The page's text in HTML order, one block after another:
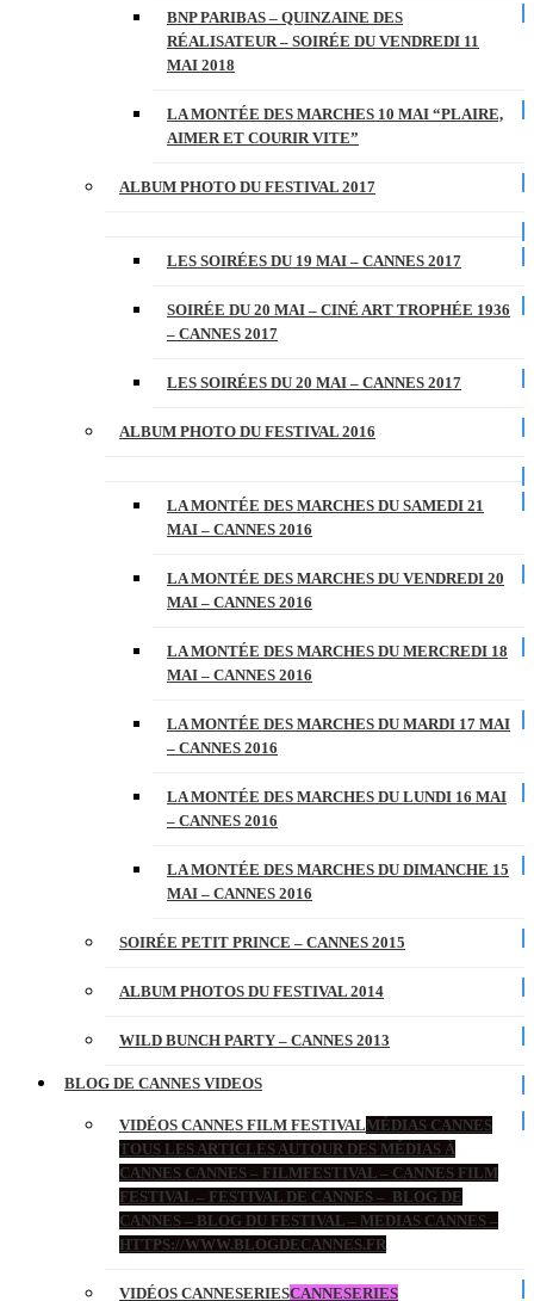
BNP PARIBAS – QUINZAINE DES
RÉALISATEUR – SOIRÉE DU VENDREDI 11
MAI 2018
LA MONTÉE DES MARCHES 10 MAI “PLAIRE,
AIMER ET COURIR VITE”
ALBUM PHOTO DU FESTIVAL 2017
LES SOIRÉES DU 19 MAI – CANNES 2017
SOIRÉE DU 20 MAI – CINÉ ART TROPHÉE 1936
– CANNES 2017
LES SOIRÉES DU 20 MAI – CANNES 2017
ALBUM PHOTO DU FESTIVAL 2016
LA MONTÉE DES MARCHES DU SAMEDI 21
MAI – CANNES 2016
LA MONTÉE DES MARCHES DU VENDREDI 20
MAI – CANNES 2016
LA MONTÉE DES MARCHES DU MERCREDI 18
MAI – CANNES 2016
LA MONTÉE DES MARCHES DU MARDI 17 MAI
– CANNES 2016
LA MONTÉE DES MARCHES DU LUNDI 16 MAI
– CANNES 2016
LA MONTÉE DES MARCHES DU DIMANCHE 15
MAI – CANNES 2016
SOIRÉE PETIT PRINCE – CANNES 2015
ALBUM PHOTOS DU FESTIVAL 2014
WILD BUNCH PARTY – CANNES 2013
BLOG DE CANNES VIDEOS
VIDÉOS CANNES FILM FESTIVALMÉDIAS CANNES
TOUS LES ARTICLES AUTOUR DES MÉDIAS À
CANNES CANNES – FILMFESTIVAL – CANNES FILM
FESTIVAL – FESTIVAL DE CANNES – BLOG DE
CANNES – BLOG DU FESTIVAL – MEDIAS CANNES –
HTTPS://WWW.BLOGDECANNES.FR
VIDÉOS CANNESERIESCANNESERIES